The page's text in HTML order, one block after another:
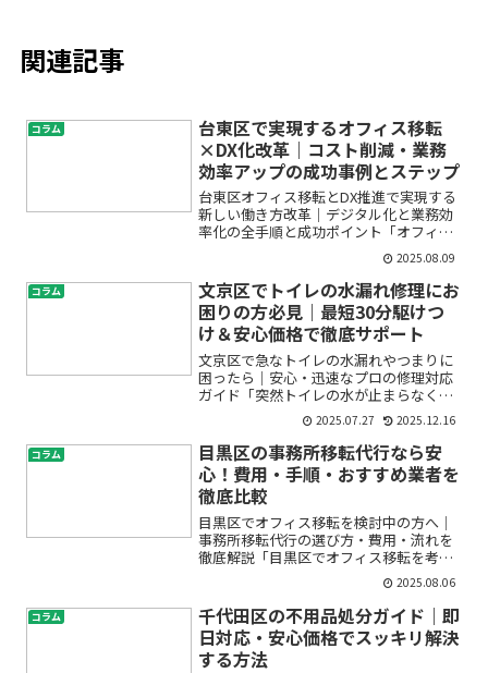
関連記事
コラム
台東区で実現するオフィス移転
×DX化改革｜コスト削減・業務
効率アップの成功事例とステップ
台東区オフィス移転とDX推進で実現する
新しい働き方改革｜デジタル化と業務効
率化の全手順と成功ポイント「オフィス
移転をしたいけど、どこから手を付けて
良いかわからない」「DXやデジタル化っ
て、実際に何をすればよいの？」そんな
不安を抱えていません...
2025.08.09
コラム
文京区でトイレの水漏れ修理にお
困りの方必見｜最短30分駆けつ
け＆安心価格で徹底サポート
文京区で急なトイレの水漏れやつまりに
困ったら｜安心・迅速なプロの修理対応
ガイド「突然トイレの水が止まらなくな
った」「床が濡れているのに原因が分か
らない」「配管からポタポタ水が…」こ
んなお悩みで困っていませんか？トイレ
の水漏れやつまりは、予兆...
2025.07.27 2025.12.16
コラム
目黒区の事務所移転代行なら安
心！費用・手順・おすすめ業者を
徹底比較
目黒区でオフィス移転を検討中の方へ｜
事務所移転代行の選び方・費用・流れを
徹底解説「目黒区でオフィス移転を考え
ているけれど、何から始めたらいいのか
分からない」「費用はどれくらいかか
る？」「信頼できる移転代行業者の選び
方が知りたい」—このような...
2025.08.06
コラム
千代田区の不用品処分ガイド｜即
日対応・安心価格でスッキリ解決
する方法